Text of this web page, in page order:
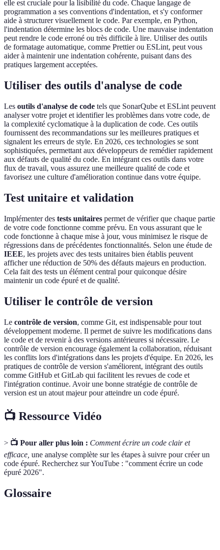
elle est cruciale pour la lisibilité du code. Chaque langage de
programmation a ses conventions d'indentation, et s'y conformer
aide à structurer visuellement le code. Par exemple, en Python,
l'indentation détermine les blocs de code. Une mauvaise indentation
peut rendre le code erroné ou très difficile à lire. Utiliser des outils
de formatage automatique, comme Prettier ou ESLint, peut vous
aider à maintenir une indentation cohérente, puisant dans des
pratiques largement acceptées.
Utiliser des outils d'analyse de code
Les outils d'analyse de code tels que SonarQube et ESLint peuvent
analyser votre projet et identifier les problèmes dans votre code, de
la complexité cyclomatique à la duplication de code. Ces outils
fournissent des recommandations sur les meilleures pratiques et
signalent les erreurs de style. En 2026, ces technologies se sont
sophistiquées, permettant aux développeurs de remédier rapidement
aux défauts de qualité du code. En intégrant ces outils dans votre
flux de travail, vous assurez une meilleure qualité de code et
favorisez une culture d'amélioration continue dans votre équipe.
Test unitaire et validation
Implémenter des tests unitaires permet de vérifier que chaque partie
de votre code fonctionne comme prévu. En vous assurant que le
code fonctionne à chaque mise à jour, vous minimisez le risque de
régressions dans de précédentes fonctionnalités. Selon une étude de
IEEE, les projets avec des tests unitaires bien établis peuvent
afficher une réduction de 50% des défauts majeurs en production.
Cela fait des tests un élément central pour quiconque désire
maintenir un code épuré et de qualité.
Utiliser le contrôle de version
Le contrôle de version, comme Git, est indispensable pour tout
développement moderne. Il permet de suivre les modifications dans
le code et de revenir à des versions antérieures si nécessaire. Le
contrôle de version encourage également la collaboration, réduisant
les conflits lors d'intégrations dans les projets d'équipe. En 2026, les
pratiques de contrôle de version s'améliorent, intégrant des outils
comme GitHub et GitLab qui facilitent les revues de code et
l'intégration continue. Avoir une bonne stratégie de contrôle de
version est un atout majeur pour atteindre un code épuré.
📺 Ressource Vidéo
> 📺 Pour aller plus loin : Comment écrire un code clair et
efficace, une analyse complète sur les étapes à suivre pour créer un
code épuré. Recherchez sur YouTube : "comment écrire un code
épuré 2026".
Glossaire